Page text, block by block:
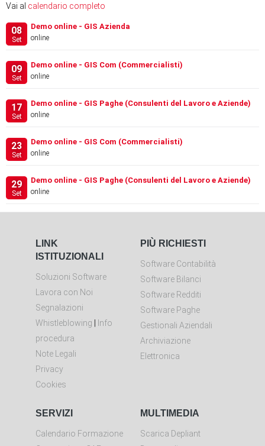
Vai al calendario completo
08
Set
Demo online - GIS Azienda
online
09
Set
Demo online - GIS Com (Commercialisti)
online
17
Set
Demo online - GIS Paghe (Consulenti del Lavoro e Aziende)
online
23
Set
Demo online - GIS Com (Commercialisti)
online
29
Set
Demo online - GIS Paghe (Consulenti del Lavoro e Aziende)
online
LINK
ISTITUZIONALI
Soluzioni Software
Lavora con Noi
Segnalazioni
Whistleblowing
Info
procedura
Note Legali
Privacy
Cookies
PIÙ RICHIESTI
Software Contabilità
Software Bilanci
Software Redditi
Software Paghe
Gestionali Aziendali
Archiviazione
Elettronica
SERVIZI
Calendario Formazione
MULTIMEDIA
Scarica Depliant